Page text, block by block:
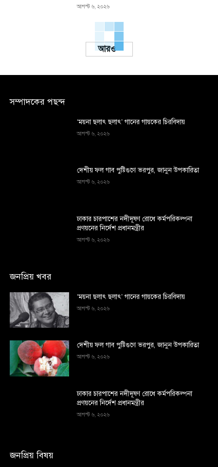
আগস্ট ৬, ২০২৬
Load more
সম্পাদকের পছন্দ
‘ময়না ছলাৎ ছলাৎ’ গানের গায়কের চিরবিদায়
আগস্ট ৬, ২০২৬
দেশীয় ফল গাব পুষ্টিগুণে ভরপুর, জানুন উপকারিতা
আগস্ট ৬, ২০২৬
ঢাকার চারপাশের নদীদূষণ রোধে কর্মপরিকল্পনা
প্রণয়নের নির্দেশ প্রধানমন্ত্রীর
আগস্ট ৬, ২০২৬
জনপ্রিয় খবর
‘ময়না ছলাৎ ছলাৎ’ গানের গায়কের চিরবিদায়
আগস্ট ৬, ২০২৬
দেশীয় ফল গাব পুষ্টিগুণে ভরপুর, জানুন উপকারিতা
আগস্ট ৬, ২০২৬
ঢাকার চারপাশের নদীদূষণ রোধে কর্মপরিকল্পনা
প্রণয়নের নির্দেশ প্রধানমন্ত্রীর
আগস্ট ৬, ২০২৬
জনপ্রিয় বিষয়